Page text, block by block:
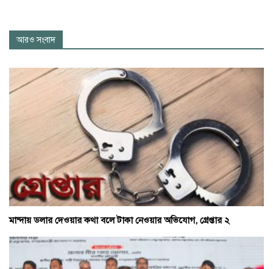
আরও সংবাদ
মান্দায় ডলার দেওয়ার কথা বলে টাকা নেওয়ার অভিযোগ, গ্রেপ্তার ২